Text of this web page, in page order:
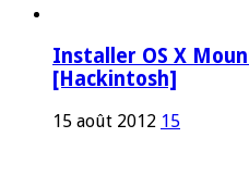
Installer OS X
[Hackintosh]
15 août 2012 15